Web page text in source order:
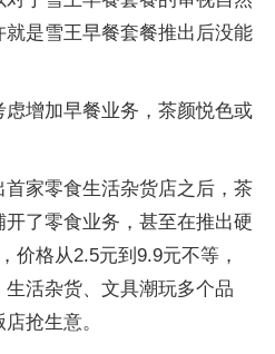
是雪王早餐套餐推出后没能
增加早餐业务，茶颜悦色或
首家零食生活杂货店之后，茶
了零食业务，甚至在推出硬
价格从2.5元到9.9元不等，
活杂货、文具潮玩多个品
抢生意。